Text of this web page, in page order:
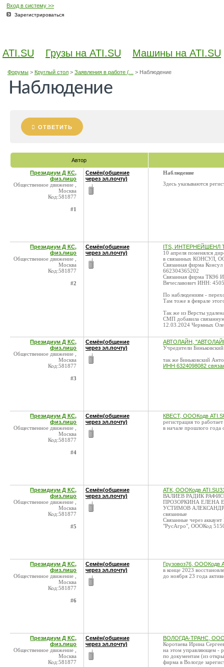
Вход в систему >>
Зарегистрироваться
ATI.SU Грузы на ATI.SU Машины на ATI.SU
Форумы> Круглый стол> Заявления в работе (... > Наблюдение
Наблюдение
ОТВЕТИТЬ
Автор
Президиум Д КС,
физ.лицо
Общественное движение ,
Москва
Код:581877
#1
Семён(общение
через эл.почту)
Наблюдение
Здесь указываются
Президиум Д КС,
физ.лицо
Общественное движение ,
Москва
Код:581877
#2
Семён(общение
через эл.почту)
ITS, ИНТЕРНЕЙШЕНЛ
10 апреля поменялся
в связанных КОНСУЛ,
Связанная фирма
662304365202
Связанная фирма ТК96
Вячеславович ИНН:
По наблюдениям -
Там тоже в феврале
Так же из Версты
СМП добавила
12.03.2024 Чермных
Президиум Д КС,
физ.лицо
Общественное движение ,
Москва
Код:581877
#3
Семён(общение
через эл.почту)
АВТОЛАЙН,
Учредители
так же Биньковский
ИНН 6324098082
Президиум Д КС,
физ.лицо
Общественное движение ,
Москва
Код:581877
#4
Семён(общение
через эл.почту)
КВЕСТ, ОООКодв
регистрация то
в начале прошлого
Президиум Д КС,
физ.лицо
Общественное движение ,
Москва
Код:581877
#5
Семён(общение
через эл.почту)
АТК, ОООКодв
ВАЛИЕВ РАДИК
ПРОЗОРКИНА ЕЛЕНА
УСТИМОВ АЛЕКСАНДР
связанные
Связанные через
"РусАгро", ОООКод
Президиум Д КС,
физ.лицо
Общественное движение ,
Москва
Код:581877
#6
Семён(общение
через эл.почту)
Грузовоз76, ОООКодв
в конце 2023
до ноября 23 года
Президиум Д КС,
физ.лицо
Общественное движение ,
Москва
Код:581877
Семён(общение
через эл.почту)
ВОЛОГДА-ТРАНС,
Коротаева Ирина
на этом управляющем -
по документам (из
фирма в Вологде